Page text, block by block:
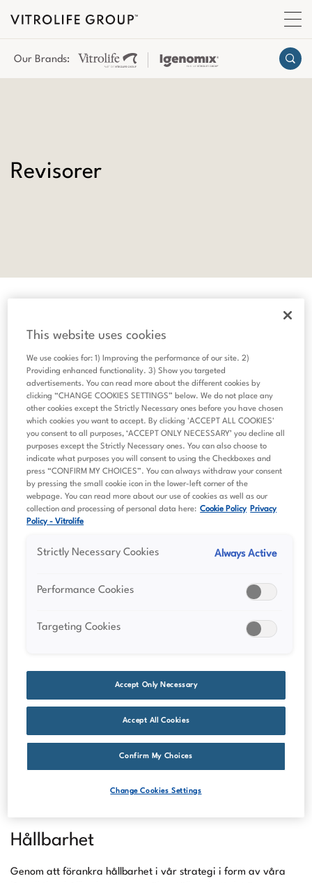
Our Brands:
Revisorer
bolagets revisor på ett år. Huvudansvarig revisor
är auktoriserade revisorn Anneli Pihl.
Deloitte AB
Södra Hamngatan 53 Box 33 SE-401 20 Göteborg
Telefon:+46 75 246 43 00
Finansiella rapporter
Hållbarhet
Genom att förankra hållbarhet i vår strategi i form av våra
This website uses cookies
We use cookies for: 1) Improving the performance of our site. 2)
Providing enhanced functionality. 3) Show you targeted
advertisements. You can read more about the different cookies by
clicking “CHANGE COOKIES SETTINGS” below. We do not place any
other cookies except the Strictly Necessary ones before you have chosen
which cookies you want to accept. By clicking 'ACCEPT ALL COOKIES'
you consent to all purposes, ‘ACCEPT ONLY NECESSARY’ you decline all
purposes except the Strictly Necessary ones. You can also choose to
indicate what purposes you will consent to using the Checkboxes and
press “CONFIRM MY CHOICES”. You can always withdraw your consent
by pressing the small cookie icon in the lower-left corner of the
webpage. You can read more about our use of cookies as well as our
collection and processing of personal data here: Cookie Policy Privacy
Policy - Vitrolife
Strictly Necessary Cookies Always Active
Performance Cookies
Targeting Cookies
Accept Only Necessary
Accept All Cookies
Confirm My Choices
Change Cookies Settings